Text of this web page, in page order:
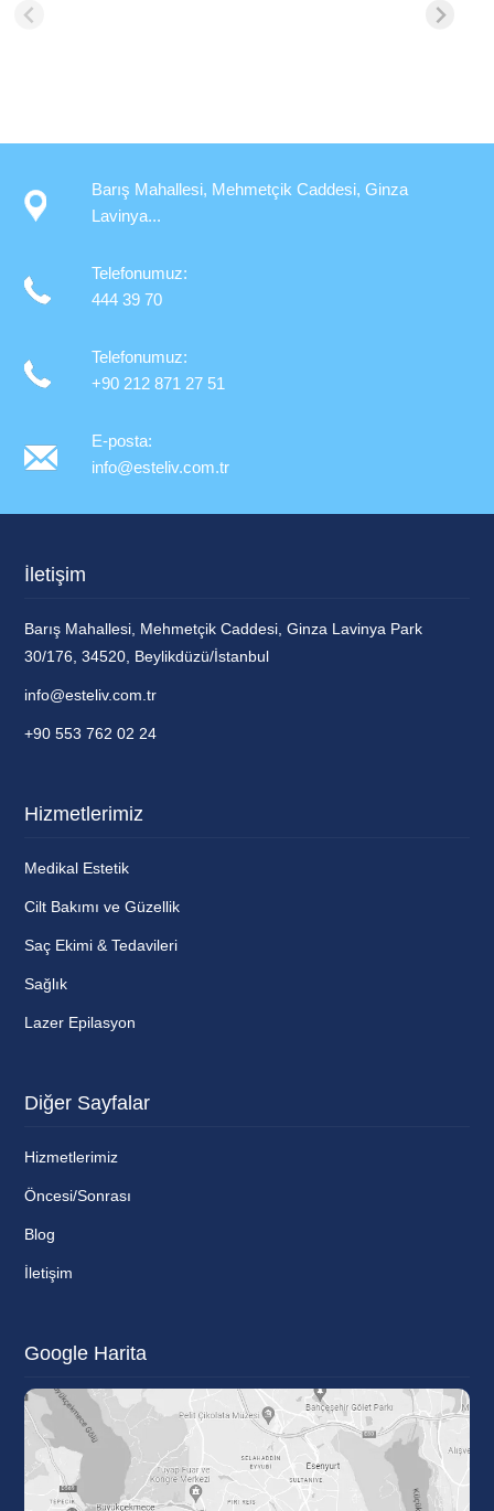
Barış Mahallesi, Mehmetçik Caddesi, Ginza
Lavinya...
Telefonumuz:
444 39 70
Telefonumuz:
+90 212 871 27 51
E-posta:
info@esteliv.com.tr
İletişim
Barış Mahallesi, Mehmetçik Caddesi, Ginza Lavinya Park
30/176, 34520, Beylikdüzü/İstanbul
info@esteliv.com.tr
+90 553 762 02 24
Hizmetlerimiz
Medikal Estetik
Cilt Bakımı ve Güzellik
Saç Ekimi & Tedavileri
Sağlık
Lazer Epilasyon
Diğer Sayfalar
Hizmetlerimiz
Öncesi/Sonrası
Blog
İletişim
Google Harita